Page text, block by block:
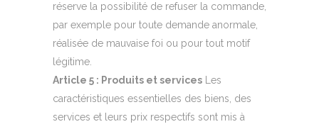
réserve la possibilité de refuser la commande,
par exemple pour toute demande anormale,
réalisée de mauvaise foi ou pour tout motif
légitime.
Article 5 : Produits et services Les
caractéristiques essentielles des biens, des
services et leurs prix respectifs sont mis à